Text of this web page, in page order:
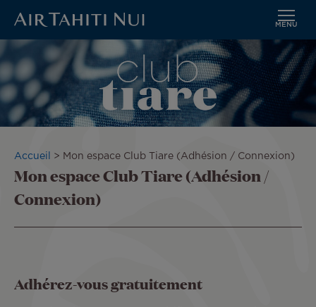
Aller
au
contenu
principal
MENU
Image
Fil
d'Ariane
Accueil Mon espace Club Tiare (Adhésion / Connexion)
Mon espace Club Tiare (Adhésion /
Connexion)
Adhérez-vous gratuitement